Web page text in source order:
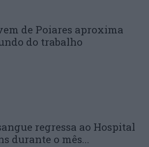
de Poiares aproxima
do trabalho
regressa ao Hospital
durante o mês...